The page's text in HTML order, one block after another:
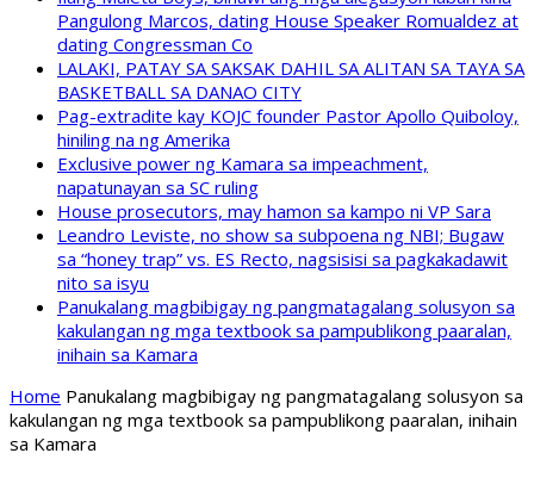
Pangulong Marcos, dating House Speaker Romualdez at
dating Congressman Co
LALAKI, PATAY SA SAKSAK DAHIL SA ALITAN SA TAYA SA
BASKETBALL SA DANAO CITY
Pag-extradite kay KOJC founder Pastor Apollo Quiboloy,
hiniling na ng Amerika
Exclusive power ng Kamara sa impeachment,
napatunayan sa SC ruling
House prosecutors, may hamon sa kampo ni VP Sara
Leandro Leviste, no show sa subpoena ng NBI; Bugaw
sa “honey trap” vs. ES Recto, nagsisisi sa pagkakadawit
nito sa isyu
Panukalang magbibigay ng pangmatagalang solusyon sa
kakulangan ng mga textbook sa pampublikong paaralan,
inihain sa Kamara
Home Panukalang magbibigay ng pangmatagalang solusyon sa
kakulangan ng mga textbook sa pampublikong paaralan, inihain
sa Kamara